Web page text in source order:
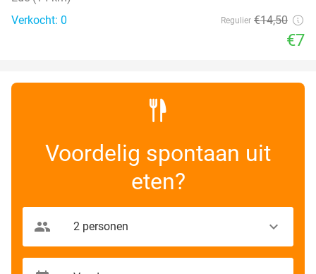
Verkocht: 0
Regulier €14,50
€7
Voordelig spontaan uit
eten?